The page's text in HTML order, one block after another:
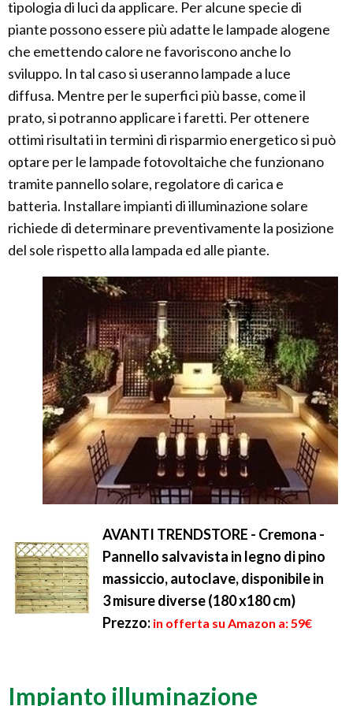
tipologia di luci da applicare. Per alcune specie di
piante possono essere più adatte le lampade alogene
che emettendo calore ne favoriscono anche lo
sviluppo. In tal caso si useranno lampade a luce
diffusa. Mentre per le superfici più basse, come il
prato, si potranno applicare i faretti. Per ottenere
ottimi risultati in termini di risparmio energetico si può
optare per le lampade fotovoltaiche che funzionano
tramite pannello solare, regolatore di carica e
batteria. Installare impianti di illuminazione solare
richiede di determinare preventivamente la posizione
del sole rispetto alla lampada ed alle piante.
AVANTI TRENDSTORE - Cremona -
Pannello salvavista in legno di pino
massiccio, autoclave, disponibile in
3 misure diverse (180 x180 cm)
Prezzo: in offerta su Amazon a: 59€
Impianto illuminazione